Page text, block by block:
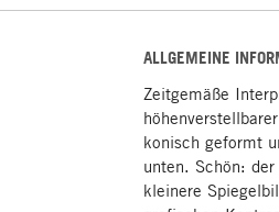
ALLGEMEINE
Zeitgemäße
konisch geformt
unten. Schön:
kleinere